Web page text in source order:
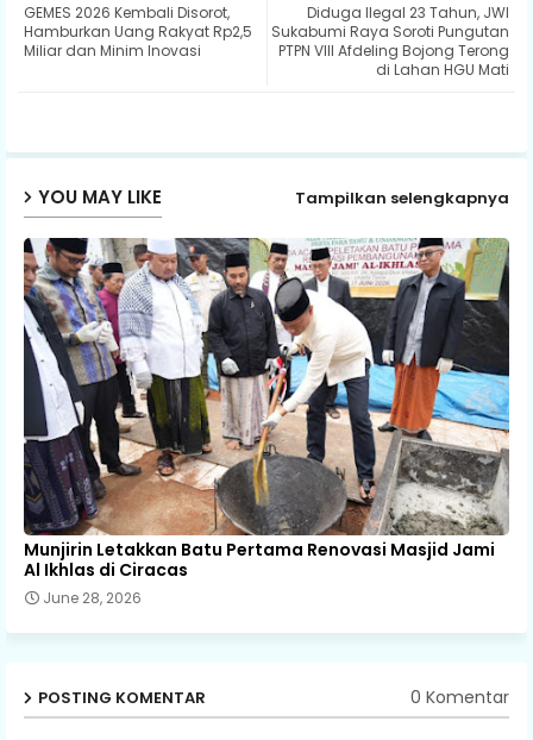
ats
Diduga Ilegal 23 Tahun, JWI
Sukabumi Raya Soroti Pungutan
PTPN VIII Afdeling Bojong Terong
di Lahan HGU Mati
GEMES 2026 Kembali Disorot,
Hamburkan Uang Rakyat Rp2,5
Miliar dan Minim Inovasi
YOU MAY LIKE Tampilkan selengkapnya
Munjirin Letakkan Batu Pertama Renovasi Masjid Jami
Al Ikhlas di Ciracas
June 28, 2026
POSTING KOMENTAR 0 Komentar